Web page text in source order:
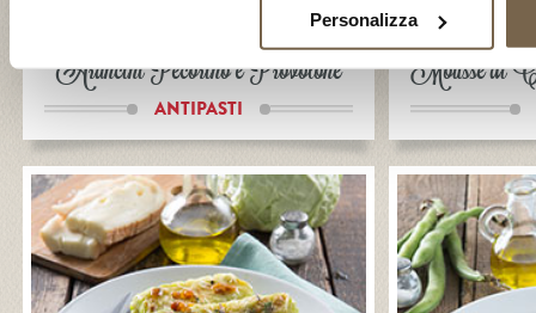
Personalizza
Arancini Pecorino e Provolone
ANTIPASTI
Mousse di